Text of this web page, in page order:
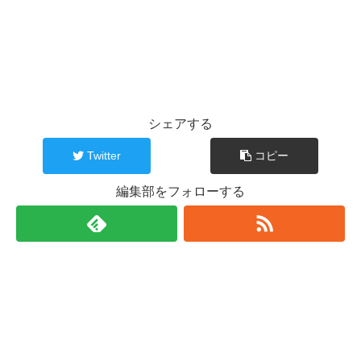
シェアする
Twitter コピー
編集部をフォローする